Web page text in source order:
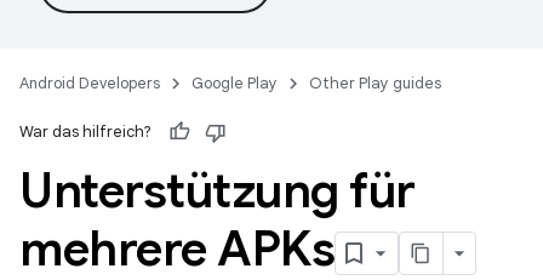
Android Developers Google Play Other Play guides
War das hilfreich?
Unterstützung für
mehrere APKs